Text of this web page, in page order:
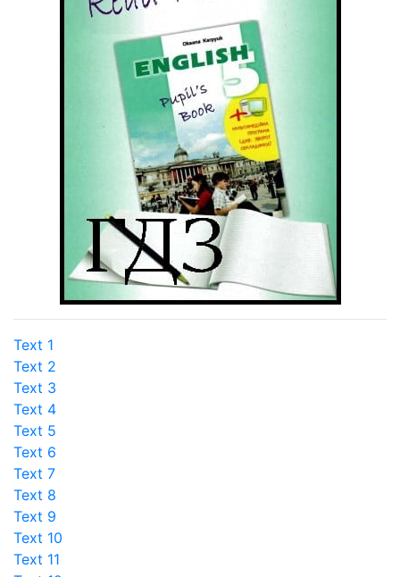
Text 1
Text 2
Text 3
Text 4
Text 5
Text 6
Text 7
Text 8
Text 9
Text 10
Text 11